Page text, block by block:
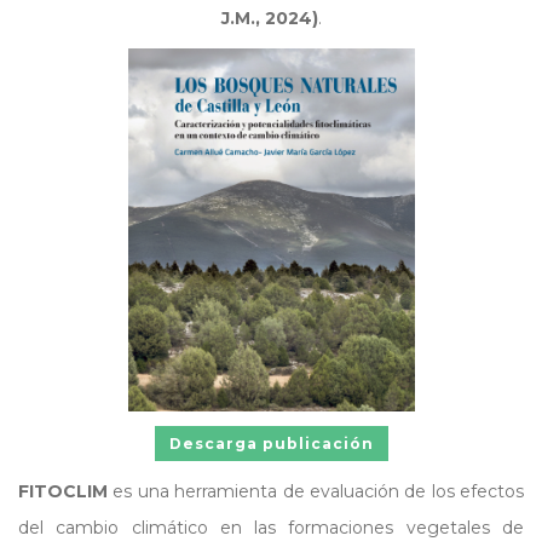
J.M., 2024).
Descarga publicación
FITOCLIM es una herramienta de evaluación de los efectos
del cambio climático en las formaciones vegetales de